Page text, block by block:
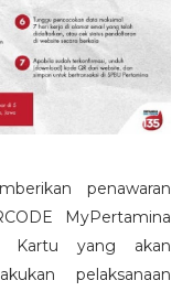
penawaran
MyPertamina
Kartu yang akan
pelaksanaan